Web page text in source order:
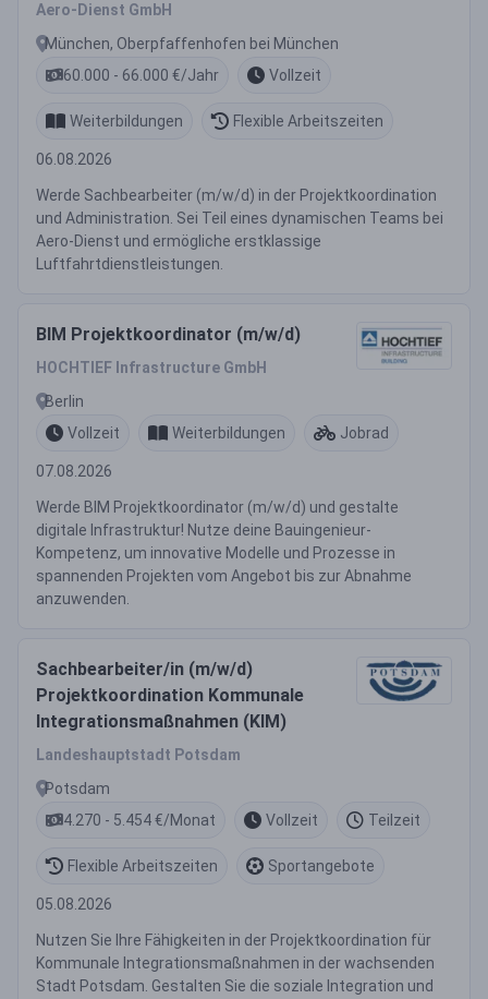
Aero-Dienst GmbH
München, Oberpfaffenhofen bei München
60.000 - 66.000 €/Jahr
Vollzeit
Weiterbildungen Flexible Arbeitszeiten
06.08.2026
Werde Sachbearbeiter (m/w/d) in der Projektkoordination
und Administration. Sei Teil eines dynamischen Teams bei
Aero-Dienst und ermögliche erstklassige
Luftfahrtdienstleistungen.
BIM Projektkoordinator (m/w/d)
HOCHTIEF Infrastructure GmbH
Berlin
Vollzeit
Weiterbildungen Jobrad
07.08.2026
Werde BIM Projektkoordinator (m/w/d) und gestalte
digitale Infrastruktur! Nutze deine Bauingenieur-
Kompetenz, um innovative Modelle und Prozesse in
spannenden Projekten vom Angebot bis zur Abnahme
anzuwenden.
Sachbearbeiter/in (m/w/d)
Projektkoordination Kommunale
Integrationsmaßnahmen (KIM)
Landeshauptstadt Potsdam
Potsdam
4.270 - 5.454 €/Monat
Vollzeit Teilzeit
Flexible Arbeitszeiten Sportangebote
05.08.2026
Nutzen Sie Ihre Fähigkeiten in der Projektkoordination für
Kommunale Integrationsmaßnahmen in der wachsenden
Stadt Potsdam. Gestalten Sie die soziale Integration und